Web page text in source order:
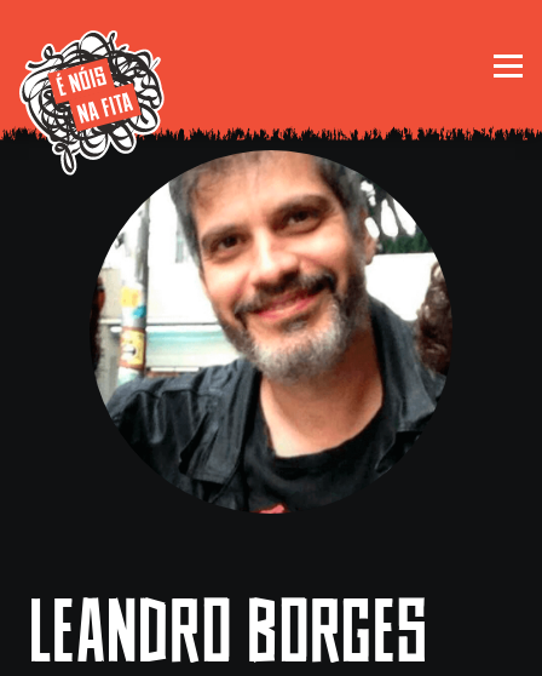
LEANDRO BORGES